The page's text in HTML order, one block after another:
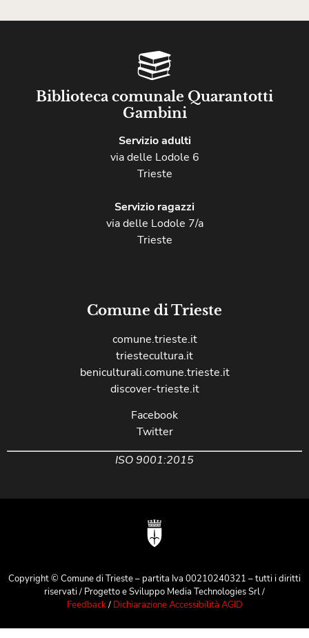
Biblioteca comunale Quarantotti
Gambini
Servizio adulti
via delle Lodole 6
Trieste
Servizio ragazzi
via delle Lodole 7/a
Trieste
Comune di Trieste
comune.trieste.it
triestecultura.it
beniculturali.comune.trieste.it
discover-trieste.it
Facebook
Twitter
ISO 9001:2015
Copyright © Comune di Trieste – partita Iva 00210240321 – tutti i diritti
riservati / Progetto e Sviluppo Media Technologies Srl /
Feedback/ Dichiarazione Accessibilità AGID